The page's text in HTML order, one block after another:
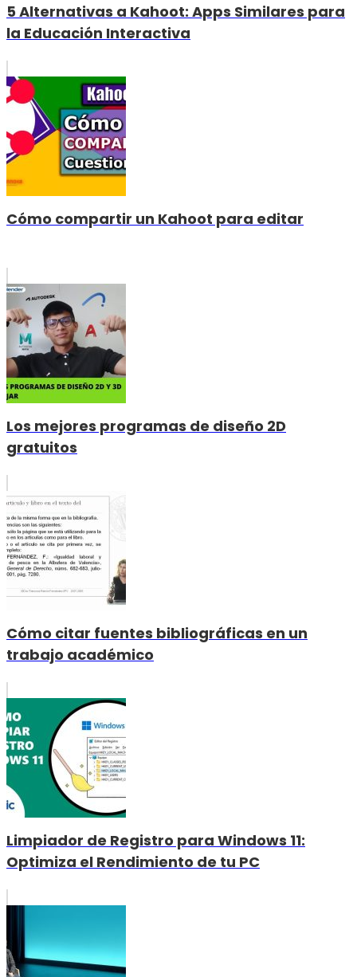
5 Alternativas a Kahoot: Apps Similares para
la Educación Interactiva
Cómo compartir un Kahoot para editar
Los mejores programas de diseño 2D
gratuitos
Cómo citar fuentes bibliográficas en un
trabajo académico
Limpiador de Registro para Windows 11:
Optimiza el Rendimiento de tu PC